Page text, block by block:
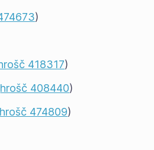
)
418317)
hrošč 408440)
hrošč 474809)